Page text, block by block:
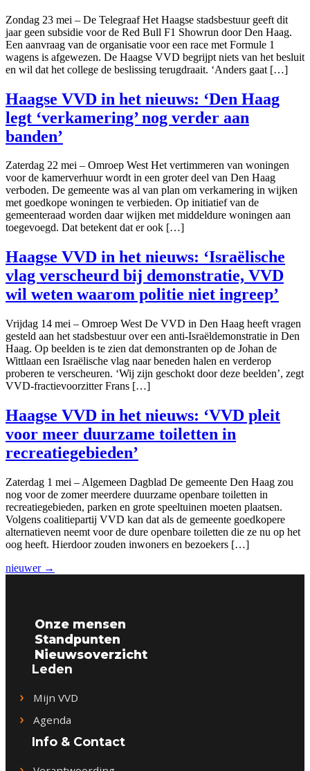
Zondag 23 mei – De Telegraaf Het Haagse stadsbestuur geeft dit
jaar geen subsidie voor de Red Bull F1 Showrun door Den Haag.
Een aanvraag van de organisatie voor een race met Formule 1
wagens is afgewezen. De Haagse VVD begrijpt niets van het besluit
en wil dat het college de beslissing terugdraait. ‘Anders gaat […]
Haagse VVD in het nieuws: ‘Den Haag
legt ‘verkamering’ nog verder aan
banden’
Zaterdag 22 mei – Omroep West Het vertimmeren van woningen
voor de kamerverhuur wordt in een groter deel van Den Haag
verboden. De gemeente was al van plan om verkamering in wijken
met goedkope woningen te verbieden. Op initiatief van de
gemeenteraad worden daar wijken met middeldure woningen aan
toegevoegd. Dat betekent dat er ook […]
Haagse VVD in het nieuws: ‘Israëlische
vlag verscheurd bij demonstratie, VVD
wil weten waarom politie niet ingreep’
Vrijdag 14 mei – Omroep West De VVD in Den Haag heeft vragen
gesteld aan het stadsbestuur over een anti-Israëldemonstratie in Den
Haag. Op beelden is te zien dat demonstranten op de Johan de
Wittlaan een Israëlische vlag naar beneden halen en verderop
proberen te verscheuren. ‘Wij zijn geschokt door deze beelden’, zegt
VVD-fractievoorzitter Frans […]
Haagse VVD in het nieuws: ‘VVD pleit
voor meer duurzame toiletten in
recreatiegebieden’
Zaterdag 1 mei – Algemeen Dagblad De gemeente Den Haag zou
nog voor de zomer meerdere duurzame openbare toiletten in
recreatiegebieden, parken en grote speeltuinen moeten plaatsen.
Volgens coalitiepartij VVD kan dat als de gemeente goedkopere
alternatieven neemt voor de dure openbare toiletten die ze nu op het
oog heeft. Hierdoor zouden inwoners en bezoekers […]
nieuwer →
Onze mensen
Standpunten
Nieuwsoverzicht
Leden
Mijn VVD
Agenda
Info & Contact